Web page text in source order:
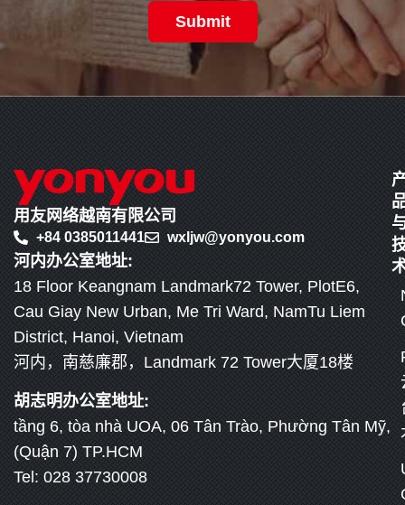
Submit
用友网络越南有限公司
+84 0385011441 wxljw@yonyou.com
河内办公室地址:
18 Floor Keangnam Landmark72 Tower, PlotE6,
Cau Giay New Urban, Me Tri Ward, NamTu Liem
District, Hanoi, Vietnam
河内，南慈廉郡，Landmark 72 Tower大厦18楼
胡志明办公室地址:
tầng 6, tòa nhà UOA, 06 Tân Trào, Phường Tân Mỹ,
(Quận 7) TP.HCM
Tel: 028 37730008